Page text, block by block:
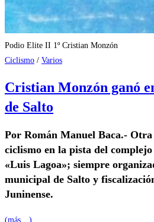
Podio Elite II 1º Cristian Monzón
Ciclismo / Varios
Cristian Monzón ganó
de Salto
Por Román Manuel Baca.-
ciclismo en la pista del
«Luis Lagoa»; siempre
municipal de Salto y
Juninense.
(más…)